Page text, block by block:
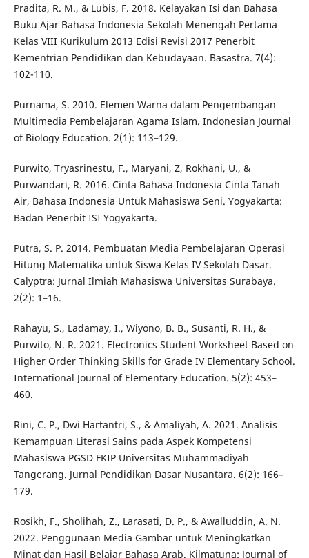
Pradita, R. M., & Lubis, F. 2018. Kelayakan Isi dan Bahasa
Buku Ajar Bahasa Indonesia Sekolah Menengah Pertama
Kelas VIII Kurikulum 2013 Edisi Revisi 2017 Penerbit
Kementrian Pendidikan dan Kebudayaan. Basastra. 7(4):
102-110.
Purnama, S. 2010. Elemen Warna dalam Pengembangan
Multimedia Pembelajaran Agama Islam. Indonesian Journal
of Biology Education. 2(1): 113–129.
Purwito, Tryasrinestu, F., Maryani, Z, Rokhani, U., &
Purwandari, R. 2016. Cinta Bahasa Indonesia Cinta Tanah
Air, Bahasa Indonesia Untuk Mahasiswa Seni. Yogyakarta:
Badan Penerbit ISI Yogyakarta.
Putra, S. P. 2014. Pembuatan Media Pembelajaran Operasi
Hitung Matematika untuk Siswa Kelas IV Sekolah Dasar.
Calyptra: Jurnal Ilmiah Mahasiswa Universitas Surabaya.
2(2): 1–16.
Rahayu, S., Ladamay, I., Wiyono, B. B., Susanti, R. H., &
Purwito, N. R. 2021. Electronics Student Worksheet Based on
Higher Order Thinking Skills for Grade IV Elementary School.
International Journal of Elementary Education. 5(2): 453–
460.
Rini, C. P., Dwi Hartantri, S., & Amaliyah, A. 2021. Analisis
Kemampuan Literasi Sains pada Aspek Kompetensi
Mahasiswa PGSD FKIP Universitas Muhammadiyah
Tangerang. Jurnal Pendidikan Dasar Nusantara. 6(2): 166–
179.
Rosikh, F., Sholihah, Z., Larasati, D. P., & Awalluddin, A. N.
2022. Penggunaan Media Gambar untuk Meningkatkan
Minat dan Hasil Belajar Bahasa Arab. Kilmatuna: Journal of